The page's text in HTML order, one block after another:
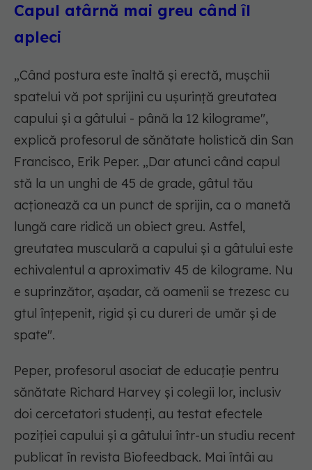
Capul atârnă mai greu când îl
apleci
„Când postura este înaltă și erectă, mușchii
spatelui vă pot sprijini cu ușurință greutatea
capului și a gâtului - până la 12 kilograme",
explică profesorul de sănătate holistică din San
Francisco, Erik Peper. „Dar atunci când capul
stă la un unghi de 45 de grade, gâtul tău
acționează ca un punct de sprijin, ca o manetă
lungă care ridică un obiect greu. Astfel,
greutatea musculară a capului și a gâtului este
echivalentul a aproximativ 45 de kilograme. Nu
e suprinzător, așadar, că oamenii se trezesc cu
gtul înțepenit, rigid și cu dureri de umăr și de
spate".
Peper, profesorul asociat de educație pentru
sănătate Richard Harvey și colegii lor, inclusiv
doi cercetatori studenți, au testat efectele
poziției capului și a gâtului într-un studiu recent
publicat în revista Biofeedback. Mai întâi au